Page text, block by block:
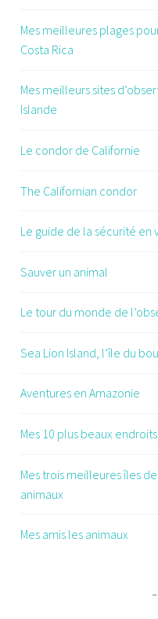
Mes meilleures plages
Costa Rica
Mes meilleurs sites
Islande
Le condor de Californie
The Californian condor
Le guide de la sécurité en
Sauver un animal
Le tour du monde de
Sea Lion Island, l’île du
Aventures en Amazonie
Mes 10 plus beaux
Mes trois meilleures îles
animaux
Mes amis les animaux